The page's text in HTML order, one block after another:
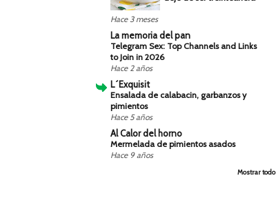
Hace 3 meses
La memoria del pan
Telegram Sex: Top Channels and Links
to Join in 2026
Hace 2 años
L´Exquisit
Ensalada de calabacin, garbanzos y
pimientos
Hace 5 años
Al Calor del horno
Mermelada de pimientos asados
Hace 9 años
Mostrar todo